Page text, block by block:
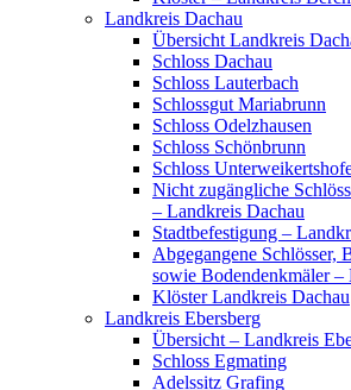
Landkreis Dachau
Übersicht Landkreis
Schloss Dachau
Schloss Lauterbach
Schlossgut Mariabrunn
Schloss Odelzhausen
Schloss Schönbrunn
Schloss
Nicht zugängliche
– Landkreis Dachau
Stadtbefestigung –
Abgegangene Schlösser,
sowie Bodendenkmäler –
Klöster Landkreis Dachau
Landkreis Ebersberg
Übersicht – Landkreis
Schloss Egmating
Adelssitz Grafing